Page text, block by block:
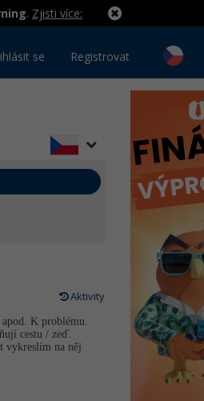
. Zjisti více:
se Registrovat
Aktivity
K problému.
cestu / zeď.
vykreslím na něj